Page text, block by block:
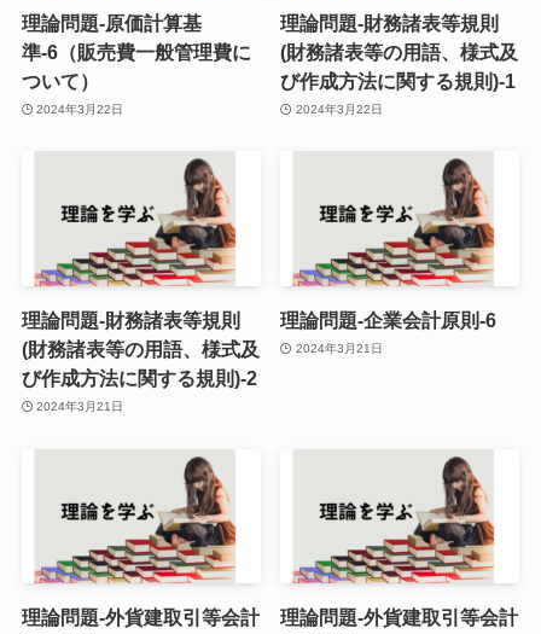
理論問題-原価計算基
準-6（販売費一般管理費に
ついて）
2024年3月22日
理論問題-財務諸表等規則
(財務諸表等の用語、様式及
び作成方法に関する規則)-1
2024年3月22日
理論問題-財務諸表等規則
(財務諸表等の用語、様式及
び作成方法に関する規則)-2
2024年3月21日
理論問題-企業会計原則-6
2024年3月21日
理論問題-外貨建取引等会計
理論問題-外貨建取引等会計